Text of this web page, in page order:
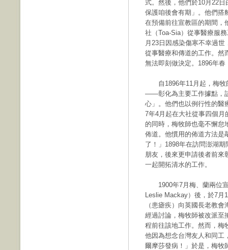
式。然後，他們於10月22
保護咱後會有期」。他們搭
在預備前往宣教區的期間，
社（Toa-Sia）從事醫療服
月23日因感染傷寒不幸過
從事醫療和傳道的工作。然
無法即刻做決定。1896年
自1896年11月起，梅牧
——彰化為主要工作據點，
心」。他們也以例行性的醫
7年4月起在大社從事四個
的同時，梅牧師也毫不懈怠
佈道。他慣用的佈道方法是
了！」1898年在訪問澎湖
朋友，後來更申請後者前來
一起開拓清水的工作。
1900年7月梅、蘭兩位宣
Leslie Mackay）後，於7月
（患瘧疾）向英國長老教
經過討論，梅牧師被改派至
程前往該地工作。然而，梅
他因為想念台灣友人和同工
爾摩莎發病！」於是，梅牧